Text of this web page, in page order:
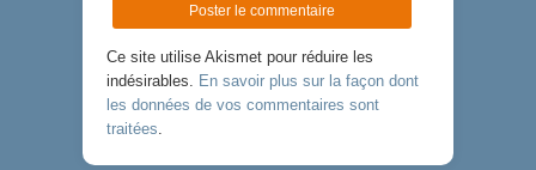
Ce site utilise Akismet pour réduire les
indésirables.
En savoir plus sur la façon dont
les données de vos commentaires sont
traitées